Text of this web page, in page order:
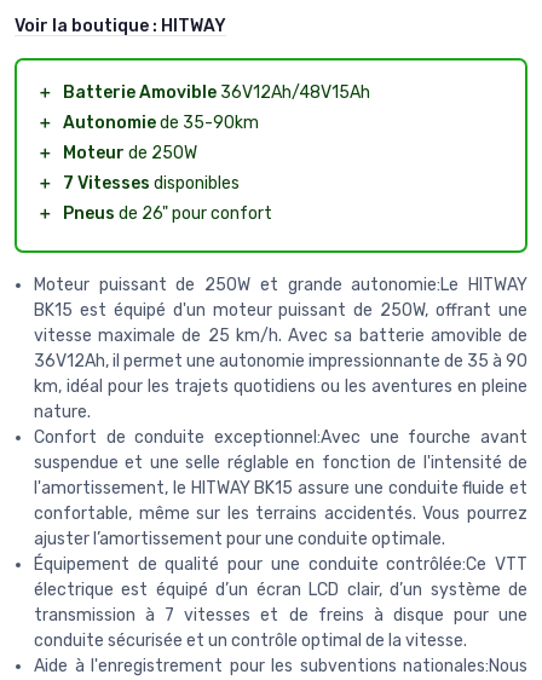
Voir la boutique : HITWAY
＋ Batterie Amovible 36V12Ah/48V15Ah
＋ Autonomiede 35-90km
＋
Moteur de 250W
＋
7 Vitesses disponibles
＋
Pneus de 26" pour confort
Moteur puissant de 250W et grande autonomie:Le HITWAY
BK15 est équipé d'un moteur puissant de 250W, offrant une
vitesse maximale de 25 km/h. Avec sa batterie amovible de
36V12Ah, il permet une autonomie impressionnante de 35 à 90
km, idéal pour les trajets quotidiens ou les aventures en pleine
nature.
Confort de conduite exceptionnel:Avec une fourche avant
suspendue et une selle réglable en fonction de l'intensité de
l'amortissement, le HITWAY BK15 assure une conduite fluide et
confortable, même sur les terrains accidentés. Vous pourrez
ajuster l’amortissement pour une conduite optimale.
Équipement de qualité pour une conduite contrôlée:Ce VTT
électrique est équipé d’un écran LCD clair, d’un système de
transmission à 7 vitesses et de freins à disque pour une
conduite sécurisée et un contrôle optimal de la vitesse.
Aide à l'enregistrement pour les subventions nationales:Nous